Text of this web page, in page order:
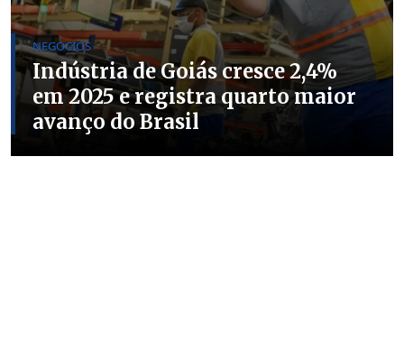
NEGOCIOS
Indústria de Goiás cresce 2,4%
em 2025 e registra quarto maior
avanço do Brasil